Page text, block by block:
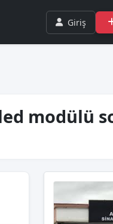
Giriş
modülü